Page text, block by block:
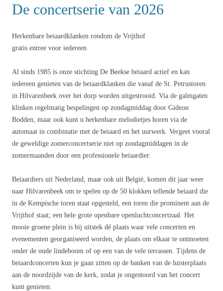
De concertserie van 2026
Herkenbare beiaardklanken rondom de Vrijthof
gratis entree voor iedereen
Al sinds 1985 is onze stichting De Beekse beiaard actief en kan
iedereen genieten van de beiaardklanken die vanaf de St. Petrustoren
in Hilvarenbeek over het dorp worden uitgestrooid. Via de galmgaten
klinken regelmatig bespelingen op zondagmiddag door Gideon
Bodden, maar ook kunt u herkenbare melodietjes horen via de
automaat in combinatie met de beiaard en het uurwerk. Vergeet vooral
de geweldige zomerconcertserie niet op zondagmiddagen in de
zomermaanden door een professionele beiaardier.
Beiaardiers uit Nederland, maar ook uit België, komen dit jaar weer
naar Hilvarenbeek om te spelen op de 50 klokken tellende beiaard die
in de Kempische toren staat opgesteld, een toren die prominent aan de
Vrijthof staat; een hele grote openbare openluchtconcertzaal. Het
mooie groene plein is bij uitstek dé plaats waar vele concerten en
evenementen georganiseerd worden, de plaats om elkaar te ontmoeten
onder de oude lindeboom of op een van de vele terrassen. Tijdens de
beiaardconcerten kun je gaan zitten op de banken van de luisterplaats
aan de noordzijde van de kerk, zodat je ongestoord van het concert
kunt genieten.